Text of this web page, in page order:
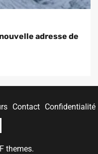
adresse de
Contact Confidentialité
themes.